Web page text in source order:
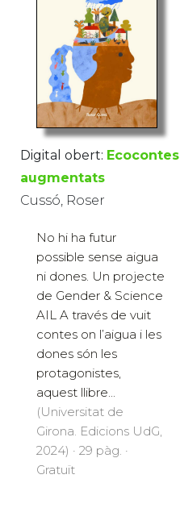
Digital obert: Ecocontes
augmentats
Cussó, Roser
No hi ha futur
possible sense aigua
ni dones. Un projecte
de Gender & Science
AIL A través de vuit
contes on l’aigua i les
dones són les
protagonistes,
aquest llibre...
(Universitat de
Girona. Edicions UdG,
2024) · 29 pàg. ·
Gratuït